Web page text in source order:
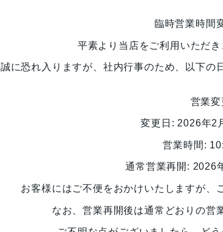
臨時営業時間
平素より当店をご利用いただ
誠に恐れ入りますが、社内行事のため、以下の
営業
変更日: 2026年2
営業時間:
通常営業再開: 2026
お客様にはご不便をおかけいたしますが、
なお、営業再開後は通常どおりの営